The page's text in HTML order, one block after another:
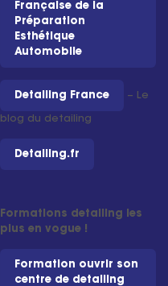
Française de la
Préparation
Esthétique
Automobile
Detailing France – Le
blog du detailing
Detailing.fr
Formations detailing les
plus en vogue !
Formation ouvrir son
centre de detailing